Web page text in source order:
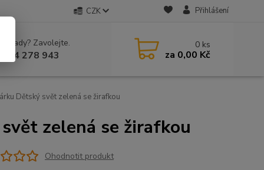
CZK Přihlášení
si rady? Zavolejte.
604 278 943
0 ks
za 0,00 Kč
Dětský svět zelená se žirafkou
zelená se žirafkou
Ohodnotit produkt